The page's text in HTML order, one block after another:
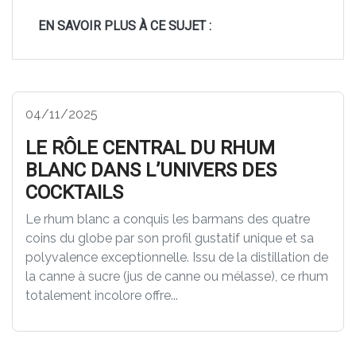
EN SAVOIR PLUS À CE SUJET :
04/11/2025
LE RÔLE CENTRAL DU RHUM
BLANC DANS L’UNIVERS DES
COCKTAILS
Le rhum blanc a conquis les barmans des quatre
coins du globe par son profil gustatif unique et sa
polyvalence exceptionnelle. Issu de la distillation de
la canne à sucre (jus de canne ou mélasse), ce rhum
totalement incolore offre...